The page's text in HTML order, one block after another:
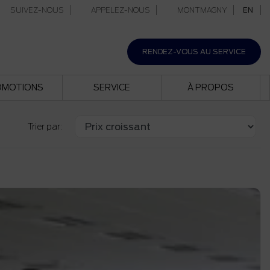
SUIVEZ-NOUS APPELEZ-NOUS MONTMAGNY EN
RENDEZ-VOUS AU SERVICE
SERVICE À PROPOS
Trier par: